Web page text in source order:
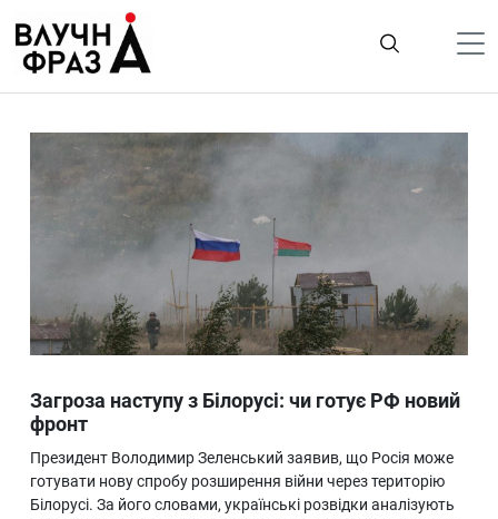
содержимому
Гроші
Лайфстайл
ТехноНаука
Людина
Ukraine
Про нас
Загроза наступу з Білорусі: чи готує РФ новий
фронт
Президент Володимир Зеленський заявив, що Росія може
готувати нову спробу розширення війни через територію
Білорусі. За його словами, українські розвідки аналізують